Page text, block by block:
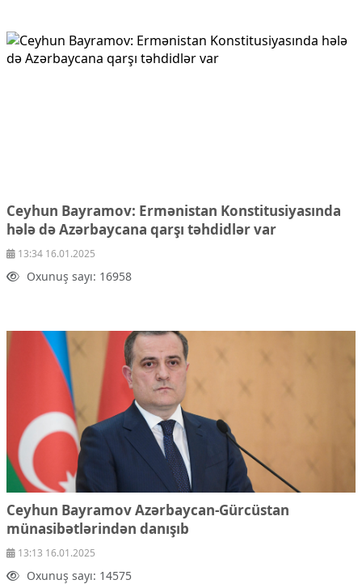
Ceyhun Bayramov: Ermənistan Konstitusiyasında
hələ də Azərbaycana qarşı təhdidlər var
13:34 16.01.2025
Oxunuş sayı: 16958
Ceyhun Bayramov Azərbaycan-Gürcüstan
münasibətlərindən danışıb
13:13 16.01.2025
Oxunuş sayı: 14575